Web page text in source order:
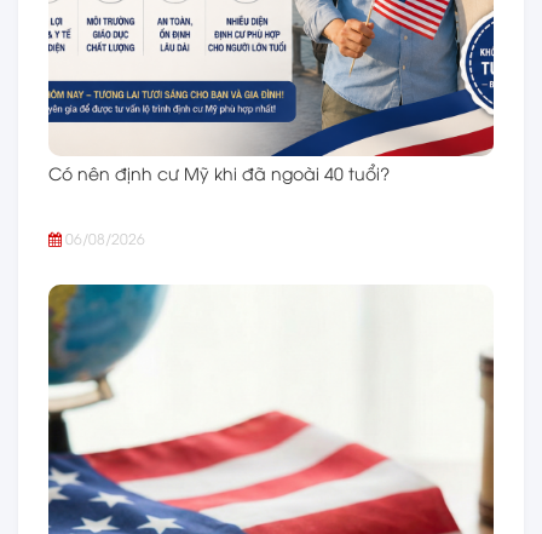
Có nên định cư Mỹ khi đã ngoài 40 tuổi?
06/08/2026